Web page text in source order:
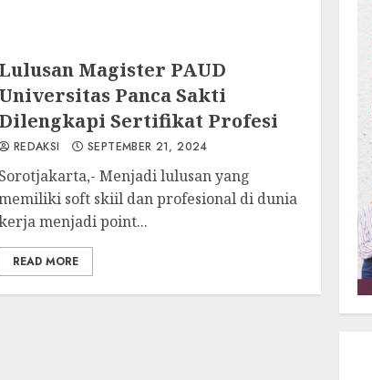
Lulusan Magister PAUD
Universitas Panca Sakti
Dilengkapi Sertifikat Profesi
REDAKSI SEPTEMBER 21, 2024
Sorotjakarta,- Menjadi lulusan yang
soft skiil dan profesional di dunia
menjadi point...
READ MORE